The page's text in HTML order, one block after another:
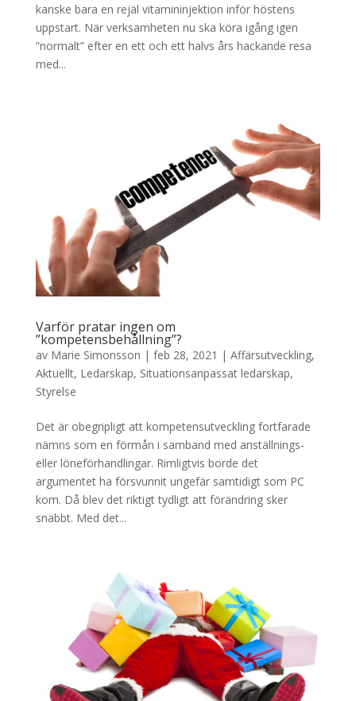
kanske bara en rejäl vitamininjektion inför höstens
uppstart. När verksamheten nu ska köra igång igen
”normalt” efter en ett och ett halvs års hackande resa
med...
Varför pratar ingen om
”kompetensbehållning”?
av Marie Simonsson | feb 28, 2021 | Affärsutveckling,
Aktuellt, Ledarskap, Situationsanpassat ledarskap,
Styrelse
Det är obegripligt att kompetensutveckling fortfarade
nämns som en förmån i samband med anställnings-
eller löneförhandlingar. Rimligtvis borde det
argumentet ha försvunnit ungefär samtidigt som PC
kom. Då blev det riktigt tydligt att förändring sker
snabbt. Med det...